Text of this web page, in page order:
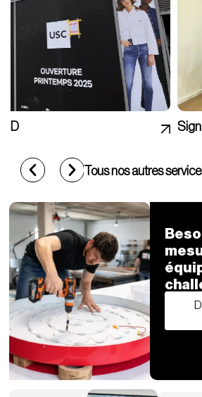
Signalétique intérieure & extérieure
Tous nos autres